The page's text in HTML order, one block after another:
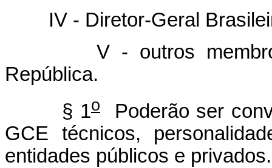
IV - Diretor-Geral
V - outros membros
República.
§ 1o
Poderão ser
GCE técnicos,
entidades públicos e privados.